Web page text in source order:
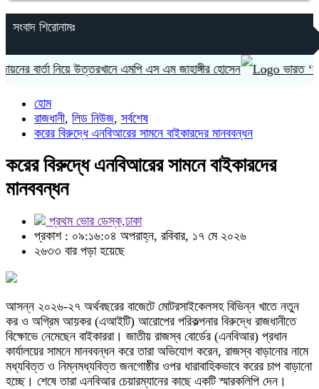
সংবাদ শিরোনামঃ
নিয়ে উত্তরখানে এমপি এস এম জাহাঙ্গীর হোসেন ভারত ‘হাসিনা
হোম
রাজধানী, লিড নিউজ, সর্বশেষ
করের বিরুদ্ধে এনবিআরের সামনে বাইকারদের মানববন্ধন
করের বিরুদ্ধে এনবিআরের সামনে বাইকারদের
মানববন্ধন
প্রথম ভোর ডেস্ক,ঢাকা
প্রকাশ : ০৯:১৬:০৪ অপরাহ্ন, রবিবার, ১৭ মে ২০২৬
২৬৩৩ বার পড়া হয়েছে
আসন্ন ২০২৬-২৭ অর্থবছরের বাজেটে মোটরসাইকেলসহ বিভিন্ন খাতে নতুন
কর ও অগ্রিম আয়কর (এআইটি) আরোপের পরিকল্পনার বিরুদ্ধে রাজধানীতে
বিক্ষোভে নেমেছেন বাইকাররা। জাতীয় রাজস্ব বোর্ডের (এনবিআর) প্রধান
কার্যালয়ের সামনে মানববন্ধন করে তারা অভিযোগ করেন, রাজস্ব বাড়ানোর নামে
মধ্যবিত্ত ও নিম্নমধ্যবিত্ত জনগোষ্ঠীর ওপর ধারাবাহিকভাবে করের চাপ বাড়ানো
হচ্ছে। শেষে তারা এনবিআর চেয়ারম্যানের কাছে একটি স্মারকলিপি দেন।